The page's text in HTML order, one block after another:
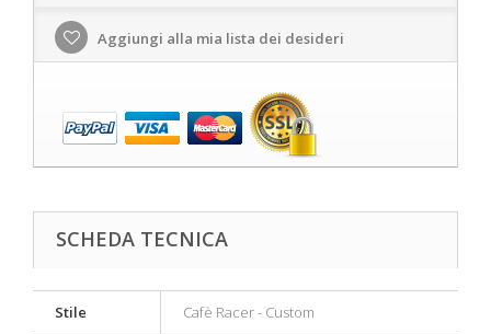
Aggiungi alla mia lista dei desideri
SCHEDA TECNICA
Stile Cafè Racer - Custom